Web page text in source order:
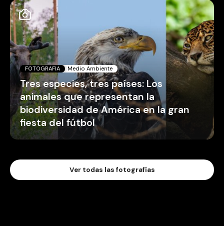
FOTOGRAFIA Medio Ambiente
Tres especies, tres países: Los
animales que representan la
biodiversidad de América en la gran
fiesta del fútbol
Ver todas las fotografías